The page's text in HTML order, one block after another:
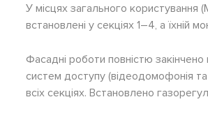
У місцях загального користування
встановлені у секціях 1–4, а їхній
Фасадні роботи повністю закінчено
систем доступу (відеодомофонія
всіх секціях. Встановлено